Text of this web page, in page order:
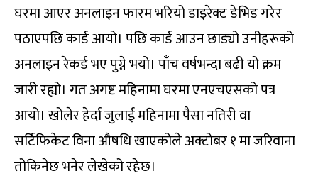
घरमा आएर अनलाइन फारम भरियो डाइरेक्ट डेभिड गरेर
पठाएपछि कार्ड आयो। पछि कार्ड आउन छाड्यो उनीहरूको
अनलाइन रेकर्ड भए पुग्ने भयो। पाँच वर्षभन्दा बढी यो क्रम
जारी रह्यो। गत अगष्ट महिनामा घरमा एनएचएसको पत्र
आयो। खोलेर हेर्दा जुलाई महिनामा पैसा नतिरी वा
सर्टिफिकेट विना औषधि खाएकोले अक्टोबर १ मा जरिवाना
तोकिनेछ भनेर लेखेको रहेछ।